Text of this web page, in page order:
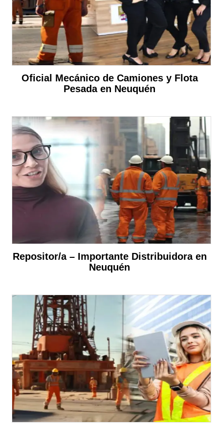
Oficial Mecánico de Camiones y Flota
Pesada en Neuquén
Repositor/a – Importante Distribuidora en
Neuquén